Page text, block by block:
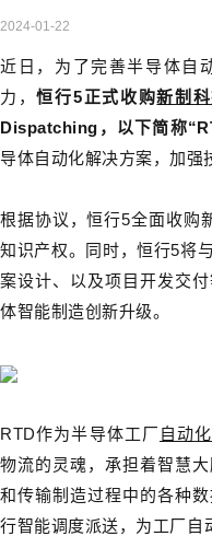
2024-01-22
近日，为了完善半导体自
力，恒行5正式收购新制
Dispatching，以下简称
导体自动化解决方案，加强
根据协议，恒行5全面收购
知识产权。同时，恒行5将
案设计、以及项目开发交
体智能制造创新升级。
RTD作为半导体工厂 自动
物流的灵魂，承担着智慧
和传输制造过程中的各种
行智能调度派送，为工厂自